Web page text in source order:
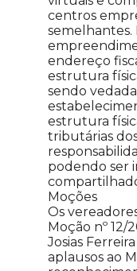
centros
semelhantes.
endereço
estrutura
sendo
estrutura
tributárias
podendo ser
Moções
Os
Moção nº
Josias
aplausos ao